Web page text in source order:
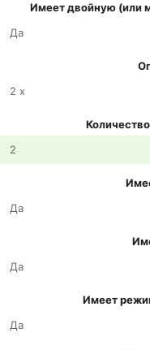
Имеет двойную (или
Да
2 x
2
Да
Да
Имеет
Да